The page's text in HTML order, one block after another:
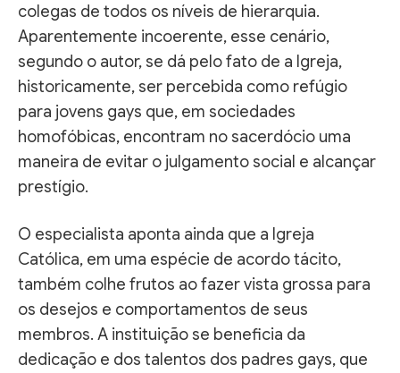
colegas de todos os níveis de hierarquia.
Aparentemente incoerente, esse cenário,
segundo o autor, se dá pelo fato de a Igreja,
historicamente, ser percebida como refúgio
para jovens gays que, em sociedades
homofóbicas, encontram no sacerdócio uma
maneira de evitar o julgamento social e alcançar
prestígio.
O especialista aponta ainda que a Igreja
Católica, em uma espécie de acordo tácito,
também colhe frutos ao fazer vista grossa para
os desejos e comportamentos de seus
membros. A instituição se beneficia da
dedicação e dos talentos dos padres gays, que